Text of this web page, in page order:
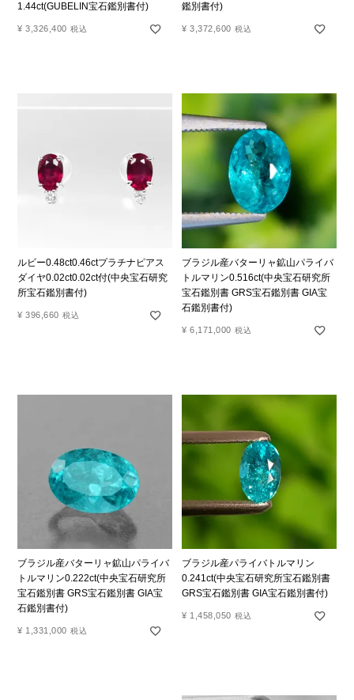
1.44ct(GUBELIN宝石鑑別書付)
¥ 3,326,400 税込
鑑別書付)
¥ 3,372,600 税込
ルビー0.48ct0.46ctプラチナピアス
ダイヤ0.02ct0.02ct付(中央宝石研究
所宝石鑑別書付)
¥ 396,660 税込
ブラジル産バターリャ鉱山パライバ
トルマリン0.516ct(中央宝石研究所
宝石鑑別書 GRS宝石鑑別書 GIA宝
石鑑別書付)
¥ 6,171,000 税込
ブラジル産バターリャ鉱山パライバ
トルマリン0.222ct(中央宝石研究所
宝石鑑別書 GRS宝石鑑別書 GIA宝
石鑑別書付)
¥ 1,331,000 税込
ブラジル産パライバトルマリン
0.241ct(中央宝石研究所宝石鑑別書
GRS宝石鑑別書 GIA宝石鑑別書付)
¥ 1,458,050 税込